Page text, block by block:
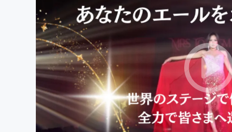
映像・映画
ビジネス・起業
まちづくり・地域活性化